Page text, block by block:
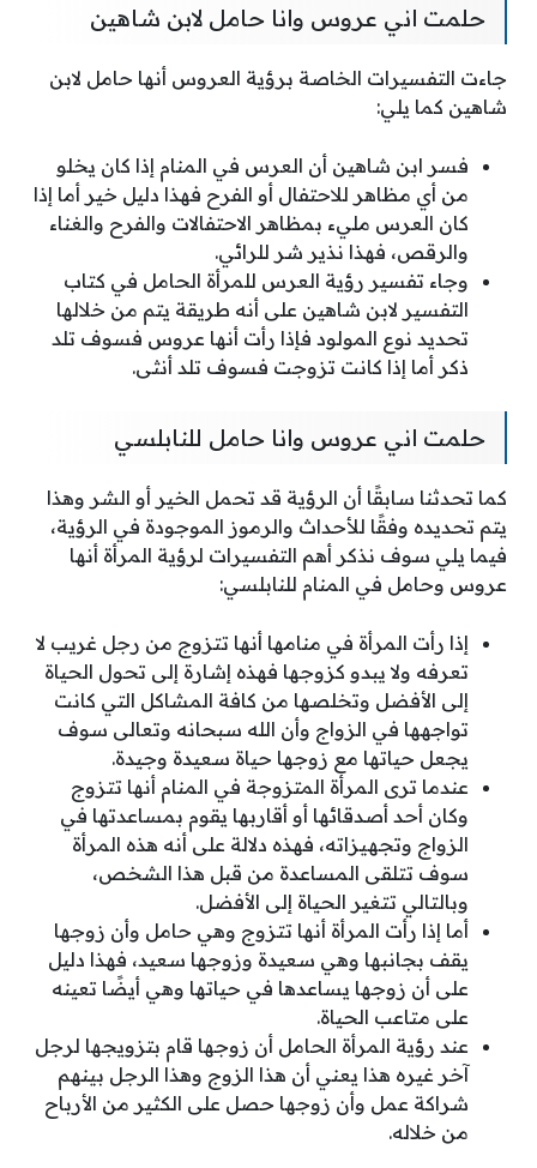
حلمت اني عروس وانا حامل لابن شاهين
جاءت التفسيرات الخاصة برؤية العروس أنها حامل لابن
شاهين كما يلي:
فسر ابن شاهين أن العرس في المنام إذا كان يخلو
من أي مظاهر للاحتفال أو الفرح فهذا دليل خير أما إذا
كان العرس مليء بمظاهر الاحتفالات والفرح والغناء
والرقص، فهذا نذير شر للرائي.
وجاء تفسير رؤية العرس للمرأة الحامل في كتاب
التفسير لابن شاهين على أنه طريقة يتم من خلالها
تحديد نوع المولود فإذا رأت أنها عروس فسوف تلد
ذكر أما إذا كانت تزوجت فسوف تلد أنثى.
حلمت اني عروس وانا حامل للنابلسي
كما تحدثنا سابقًا أن الرؤية قد تحمل الخير أو الشر وهذا
يتم تحديده وفقًا للأحداث والرموز الموجودة في الرؤية،
فيما يلي سوف نذكر أهم التفسيرات لرؤية المرأة أنها
عروس وحامل في المنام للنابلسي:
إذا رأت المرأة في منامها أنها تتزوج من رجل غريب لا
تعرفه ولا يبدو كزوجها فهذه إشارة إلى تحول الحياة
إلى الأفضل وتخلصها من كافة المشاكل التي كانت
تواجهها في الزواج وأن الله سبحانه وتعالى سوف
يجعل حياتها مع زوجها حياة سعيدة وجيدة.
عندما ترى المرأة المتزوجة في المنام أنها تتزوج
وكان أحد أصدقائها أو أقاربها يقوم بمساعدتها في
الزواج وتجهيزاته، فهذه دلالة على أنه هذه المرأة
سوف تتلقى المساعدة من قبل هذا الشخص،
وبالتالي تتغير الحياة إلى الأفضل.
أما إذا رأت المرأة أنها تتزوج وهي حامل وأن زوجها
يقف بجانبها وهي سعيدة وزوجها سعيد، فهذا دليل
على أن زوجها يساعدها في حياتها وهي أيضًا تعينه
على متاعب الحياة.
عند رؤية المرأة الحامل أن زوجها قام بتزويجها لرجل
آخر غيره هذا يعني أن هذا الزوج وهذا الرجل بينهم
شراكة عمل وأن زوجها حصل على الكثير من الأرباح
من خلاله.